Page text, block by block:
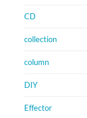
CD
collection
column
DIY
Effector